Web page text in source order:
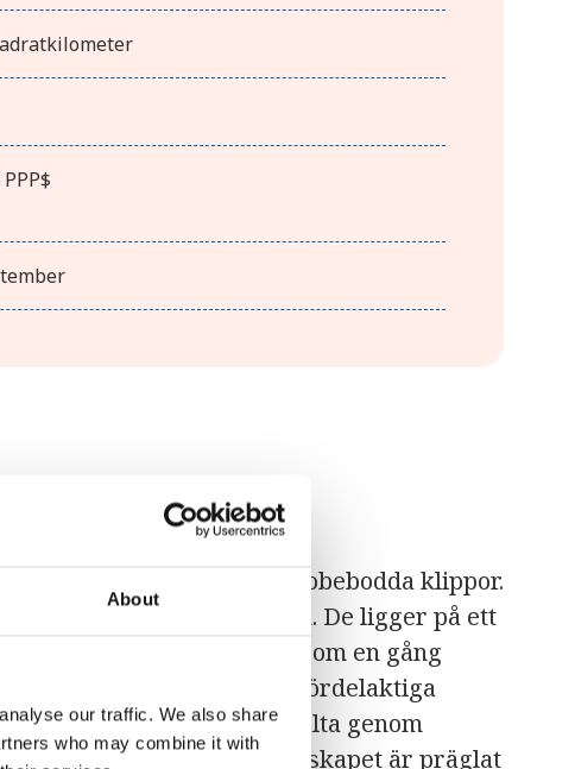
About
our traffic. We also share
who may combine it with
Gozo, Camino och flera obebodda klippor.
kilometer söder om Sicilien. De ligger på ett
resterna av den landbron som en gång
robusta klippkust är fördelaktiga
sitt centrala läge har Malta genom
handel och sjöfart. Landskapet är präglat